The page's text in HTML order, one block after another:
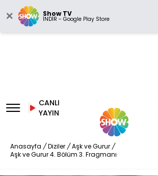
Show TV
İNDİR - Google Play Store
CANLI
YAYIN
Anasayfa / Diziler / Aşk ve Gurur /
Aşk ve Gurur 4. Bölüm 3. Fragmanı